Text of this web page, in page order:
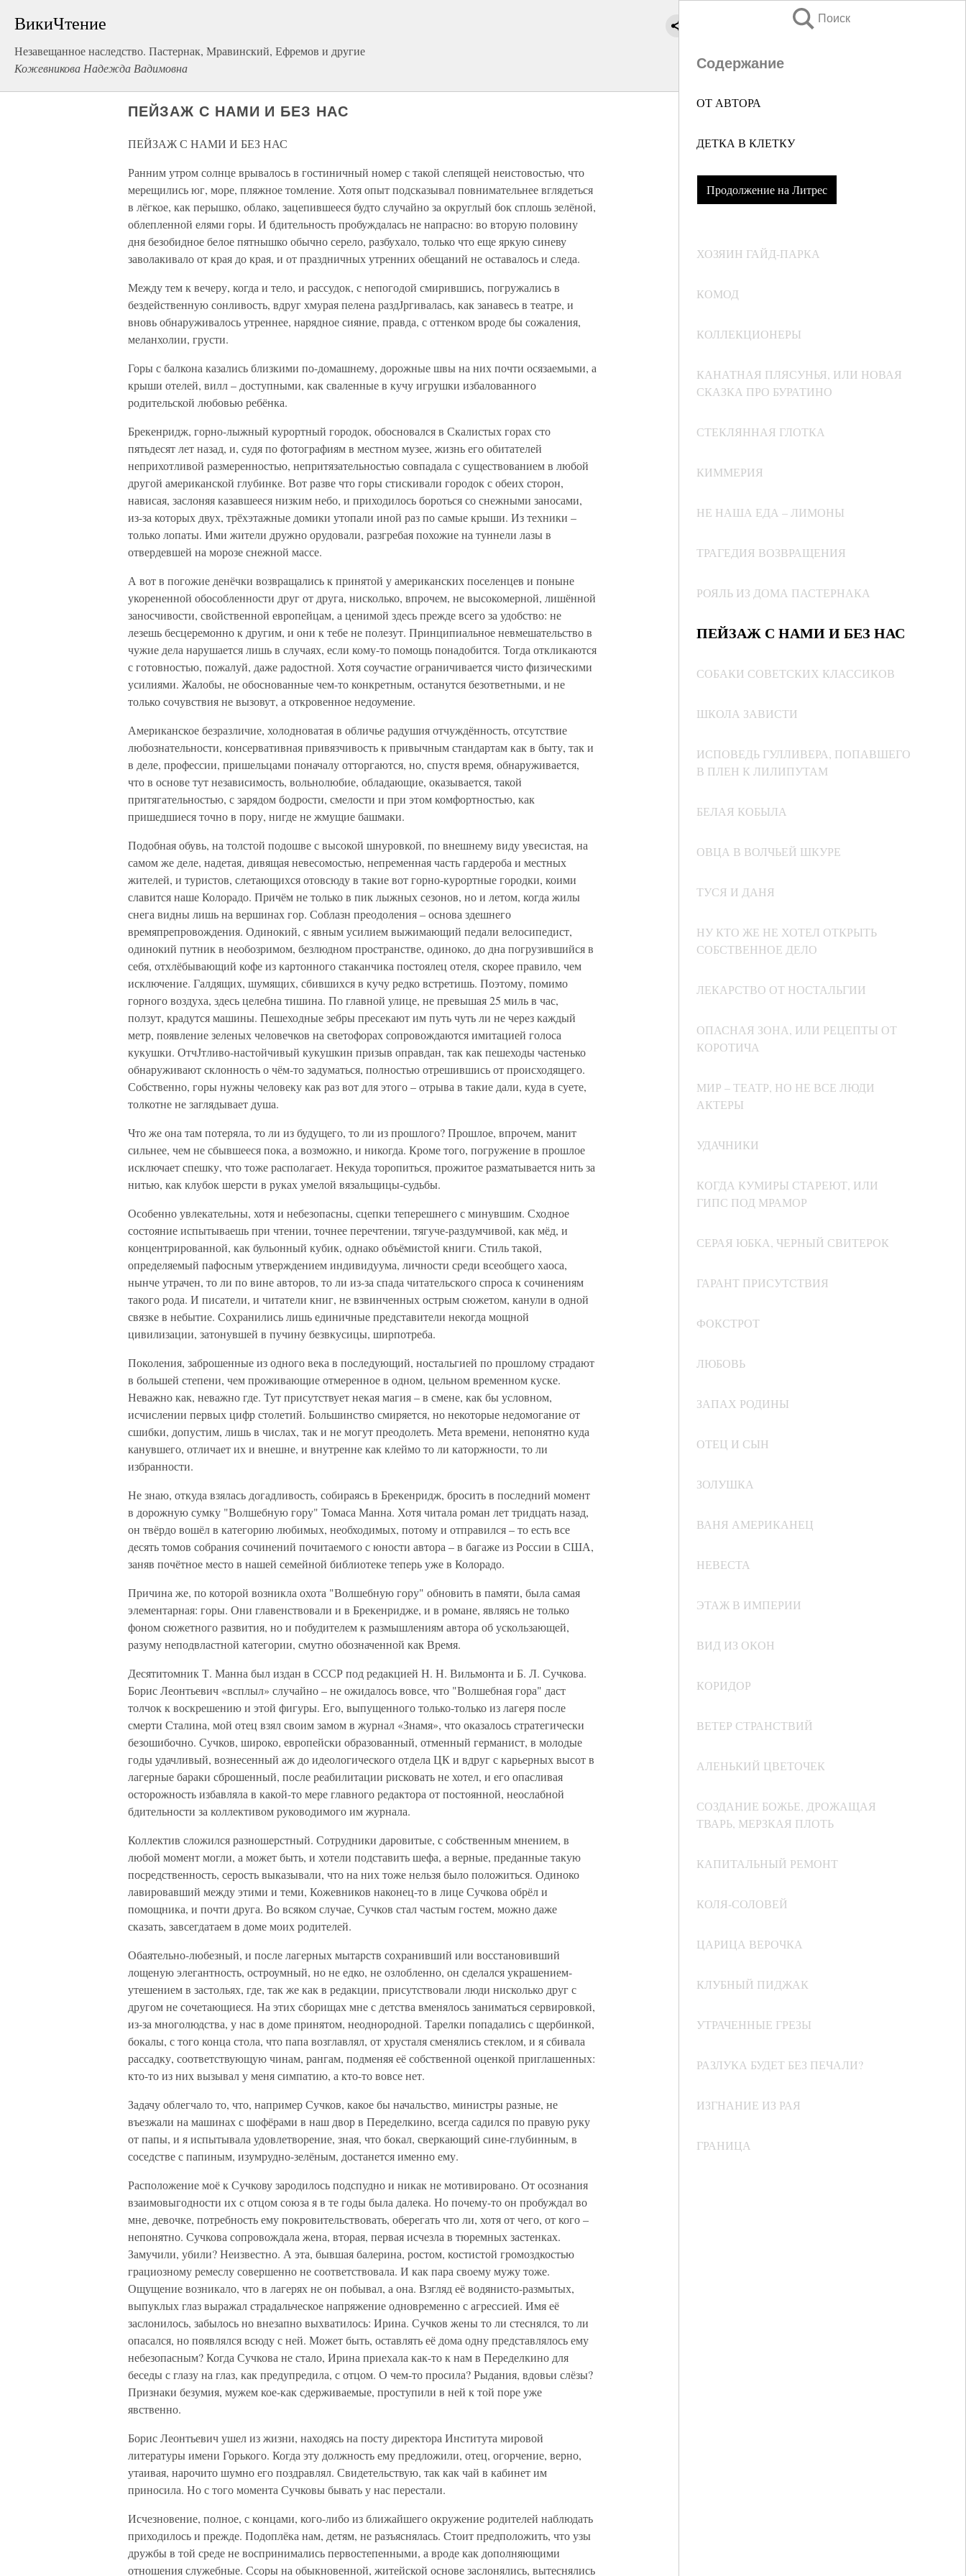
ВикиЧтение
Незавещанное наследство. Пастернак, Мравинский, Ефремов и другие
Кожевникова Надежда Вадимовна
Поиск
Содержание
ОТ АВТОРА
ДЕТКА В КЛЕТКУ
Продолжение на Литрес
ХОЗЯИН ГАЙД-ПАРКА
КОМОД
КОЛЛЕКЦИОНЕРЫ
КАНАТНАЯ ПЛЯСУНЬЯ, ИЛИ НОВАЯ
СКАЗКА ПРО БУРАТИНО
СТЕКЛЯННАЯ ГЛОТКА
КИММЕРИЯ
НЕ НАША ЕДА – ЛИМОНЫ
ТРАГЕДИЯ ВОЗВРАЩЕНИЯ
РОЯЛЬ ИЗ ДОМА ПАСТЕРНАКА
ПЕЙЗАЖ С НАМИ И БЕЗ НАС
СОБАКИ СОВЕТСКИХ КЛАССИКОВ
ШКОЛА ЗАВИСТИ
ИСПОВЕДЬ ГУЛЛИВЕРА, ПОПАВШЕГО
В ПЛЕН К ЛИЛИПУТАМ
БЕЛАЯ КОБЫЛА
ОВЦА В ВОЛЧЬЕЙ ШКУРЕ
ТУСЯ И ДАНЯ
НУ КТО ЖЕ НЕ ХОТЕЛ ОТКРЫТЬ
СОБСТВЕННОЕ ДЕЛО
ЛЕКАРСТВО ОТ НОСТАЛЬГИИ
ОПАСНАЯ ЗОНА, ИЛИ РЕЦЕПТЫ ОТ
КОРОТИЧА
МИР – ТЕАТР, НО НЕ ВСЕ ЛЮДИ
АКТЕРЫ
УДАЧНИКИ
КОГДА КУМИРЫ СТАРЕЮТ, ИЛИ
ГИПС ПОД МРАМОР
СЕРАЯ ЮБКА, ЧЕРНЫЙ СВИТЕРОК
ГАРАНТ ПРИСУТСТВИЯ
ФОКСТРОТ
ЛЮБОВЬ
ЗАПАХ РОДИНЫ
ОТЕЦ И СЫН
ЗОЛУШКА
ВАНЯ АМЕРИКАНЕЦ
НЕВЕСТА
ЭТАЖ В ИМПЕРИИ
ВИД ИЗ ОКОН
КОРИДОР
ВЕТЕР СТРАНСТВИЙ
АЛЕНЬКИЙ ЦВЕТОЧЕК
СОЗДАНИЕ БОЖЬЕ, ДРОЖАЩАЯ
ТВАРЬ, МЕРЗКАЯ ПЛОТЬ
КАПИТАЛЬНЫЙ РЕМОНТ
КОЛЯ-СОЛОВЕЙ
ЦАРИЦА ВЕРОЧКА
КЛУБНЫЙ ПИДЖАК
УТРАЧЕННЫЕ ГРЕЗЫ
РАЗЛУКА БУДЕТ БЕЗ ПЕЧАЛИ?
ИЗГНАНИЕ ИЗ РАЯ
ГРАНИЦА
ПЕЙЗАЖ С НАМИ И БЕЗ НАС
ПЕЙЗАЖ С НАМИ И БЕЗ НАС
Ранним утром солнце врывалось в гостиничный номер с такой слепящей неистовостью, что
мерещились юг, море, пляжное томление. Хотя опыт подсказывал повнимательнее вглядеться
в лёгкое, как перышко, облако, зацепившееся будто случайно за округлый бок сплошь зелёной,
облепленной елями горы. И бдительность пробуждалась не напрасно: во вторую половину
дня безобидное белое пятнышко обычно серело, разбухало, только что еще яркую синеву
заволакивало от края до края, и от праздничных утренних обещаний не оставалось и следа.
Между тем к вечеру, когда и тело, и рассудок, с непогодой смирившись, погружались в
бездейственную сонливость, вдруг хмурая пелена раздЈргивалась, как занавесь в театре, и
вновь обнаруживалось утреннее, нарядное сияние, правда, с оттенком вроде бы сожаления,
меланхолии, грусти.
Горы с балкона казались близкими по-домашнему, дорожные швы на них почти осязаемыми, а
крыши отелей, вилл – доступными, как сваленные в кучу игрушки избалованного
родительской любовью ребёнка.
Брекенридж, горно-лыжный курортный городок, обосновался в Скалистых горах сто
пятьдесят лет назад, и, судя по фотографиям в местном музее, жизнь его обитателей
неприхотливой размеренностью, непритязательностью совпадала с существованием в любой
другой американской глубинке. Вот разве что горы стискивали городок с обеих сторон,
нависая, заслоняя казавшееся низким небо, и приходилось бороться со снежными заносами,
из-за которых двух, трёхэтажные домики утопали иной раз по самые крыши. Из техники –
только лопаты. Ими жители дружно орудовали, разгребая похожие на туннели лазы в
отвердевшей на морозе снежной массе.
А вот в погожие денёчки возвращались к принятой у американских поселенцев и поныне
укорененной обособленности друг от друга, нисколько, впрочем, не высокомерной, лишённой
заносчивости, свойственной европейцам, а ценимой здесь прежде всего за удобство: не
лезешь бесцеремонно к другим, и они к тебе не полезут. Принципиальное невмешательство в
чужие дела нарушается лишь в случаях, если кому-то помощь понадобится. Тогда откликаются
с готовностью, пожалуй, даже радостной. Хотя соучастие ограничивается чисто физическими
усилиями. Жалобы, не обоснованные чем-то конкретным, останутся безответными, и не
только сочувствия не вызовут, а откровенное недоумение.
Американское безразличие, холодноватая в обличье радушия отчуждённость, отсутствие
любознательности, консервативная привязчивость к привычным стандартам как в быту, так и
в деле, профессии, пришельцами поначалу отторгаются, но, спустя время, обнаруживается,
что в основе тут независимость, вольнолюбие, обладающие, оказывается, такой
притягательностью, с зарядом бодрости, смелости и при этом комфортностью, как
пришедшиеся точно в пору, нигде не жмущие башмаки.
Подобная обувь, на толстой подошве с высокой шнуровкой, по внешнему виду увесистая, на
самом же деле, надетая, дивящая невесомостью, непременная часть гардероба и местных
жителей, и туристов, слетающихся отовсюду в такие вот горно-курортные городки, коими
славится наше Колорадо. Причём не только в пик лыжных сезонов, но и летом, когда жилы
снега видны лишь на вершинах гор. Соблазн преодоления – основа здешнего
времяпрепровождения. Одинокий, с явным усилием выжимающий педали велосипедист,
одинокий путник в необозримом, безлюдном пространстве, одиноко, до дна погрузившийся в
себя, отхлёбывающий кофе из картонного стаканчика постоялец отеля, скорее правило, чем
исключение. Галдящих, шумящих, сбившихся в кучу редко встретишь. Поэтому, помимо
горного воздуха, здесь целебна тишина. По главной улице, не превышая 25 миль в час,
ползут, крадутся машины. Пешеходные зебры пресекают им путь чуть ли не через каждый
метр, появление зеленых человечков на светофорах сопровождаются имитацией голоса
кукушки. ОтчЈтливо-настойчивый кукушкин призыв оправдан, так как пешеходы частенько
обнаруживают склонность о чём-то задуматься, полностью отрешившись от происходящего.
Собственно, горы нужны человеку как раз вот для этого – отрыва в такие дали, куда в суете,
толкотне не заглядывает душа.
Что же она там потеряла, то ли из будущего, то ли из прошлого? Прошлое, впрочем, манит
сильнее, чем не сбывшееся пока, а возможно, и никогда. Кроме того, погружение в прошлое
исключает спешку, что тоже располагает. Некуда торопиться, прожитое разматывается нить за
нитью, как клубок шерсти в руках умелой вязальщицы-судьбы.
Особенно увлекательны, хотя и небезопасны, сцепки теперешнего с минувшим. Сходное
состояние испытываешь при чтении, точнее перечтении, тягуче-раздумчивой, как мёд, и
концентрированной, как бульонный кубик, однако объёмистой книги. Стиль такой,
определяемый пафосным утверждением индивидуума, личности среди всеобщего хаоса,
нынче утрачен, то ли по вине авторов, то ли из-за спада читательского спроса к сочинениям
такого рода. И писатели, и читатели книг, не взвинченных острым сюжетом, канули в одной
связке в небытие. Сохранились лишь единичные представители некогда мощной
цивилизации, затонувшей в пучину безвкусицы, ширпотреба.
Поколения, заброшенные из одного века в последующий, ностальгией по прошлому страдают
в большей степени, чем проживающие отмеренное в одном, цельном временном куске.
Неважно как, неважно где. Тут присутствует некая магия – в смене, как бы условном,
исчислении первых цифр столетий. Большинство смиряется, но некоторые недомогание от
сшибки, допустим, лишь в числах, так и не могут преодолеть. Мета времени, непонятно куда
канувшего, отличает их и внешне, и внутренне как клеймо то ли каторжности, то ли
избранности.
Не знаю, откуда взялась догадливость, собираясь в Брекенридж, бросить в последний момент
в дорожную сумку "Волшебную гору" Томаса Манна. Хотя читала роман лет тридцать назад,
он твёрдо вошёл в категорию любимых, необходимых, потому и отправился – то есть все
десять томов собрания сочинений почитаемого с юности автора – в багаже из России в США,
заняв почётное место в нашей семейной библиотеке теперь уже в Колорадо.
Причина же, по которой возникла охота "Волшебную гору" обновить в памяти, была самая
элементарная: горы. Они главенствовали и в Брекенридже, и в романе, являясь не только
фоном сюжетного развития, но и побудителем к размышлениям автора об ускользающей,
разуму неподвластной категории, смутно обозначенной как Время.
Десятитомник Т. Манна был издан в СССР под редакцией Н. Н. Вильмонта и Б. Л. Сучкова.
Борис Леонтьевич «всплыл» случайно – не ожидалось вовсе, что "Волшебная гора" даст
толчок к воскрешению и этой фигуры. Его, выпущенного только-только из лагеря после
смерти Сталина, мой отец взял своим замом в журнал «Знамя», что оказалось стратегически
безошибочно. Сучков, широко, европейски образованный, отменный германист, в молодые
годы удачливый, вознесенный аж до идеологического отдела ЦК и вдруг с карьерных высот в
лагерные бараки сброшенный, после реабилитации рисковать не хотел, и его опасливая
осторожность избавляла в какой-то мере главного редактора от постоянной, неослабной
бдительности за коллективом руководимого им журнала.
Коллектив сложился разношерстный. Сотрудники даровитые, с собственным мнением, в
любой момент могли, а может быть, и хотели подставить шефа, а верные, преданные такую
посредственность, серость выказывали, что на них тоже нельзя было положиться. Одиноко
лавировавший между этими и теми, Кожевников наконец-то в лице Сучкова обрёл и
помощника, и почти друга. Во всяком случае, Сучков стал частым гостем, можно даже
сказать, завсегдатаем в доме моих родителей.
Обаятельно-любезный, и после лагерных мытарств сохранивший или восстановивший
лощеную элегантность, остроумный, но не едко, не озлобленно, он сделался украшением-
утешением в застольях, где, так же как в редакции, присутствовали люди нисколько друг с
другом не сочетающиеся. На этих сборищах мне с детства вменялось заниматься сервировкой,
из-за многолюдства, у нас в доме принятом, неоднородной. Тарелки попадались с щербинкой,
бокалы, с того конца стола, что папа возглавлял, от хрусталя сменялись стеклом, и я сбивала
рассадку, соответствующую чинам, рангам, подменяя её собственной оценкой приглашенных:
кто-то из них вызывал у меня симпатию, а кто-то вовсе нет.
Задачу облегчало то, что, например Сучков, какое бы начальство, министры разные, не
въезжали на машинах с шофёрами в наш двор в Переделкино, всегда садился по правую руку
от папы, и я испытывала удовлетворение, зная, что бокал, сверкающий сине-глубинным, в
соседстве с папиным, изумрудно-зелёным, достанется именно ему.
Расположение моё к Сучкову зародилось подспудно и никак не мотивировано. От осознания
взаимовыгодности их с отцом союза я в те годы была далека. Но почему-то он пробуждал во
мне, девочке, потребность ему покровительствовать, оберегать что ли, хотя от чего, от кого –
непонятно. Сучкова сопровождала жена, вторая, первая исчезла в тюремных застенках.
Замучили, убили? Неизвестно. А эта, бывшая балерина, ростом, костистой громоздкостью
грациозному ремеслу совершенно не соответствовала. И как пара своему мужу тоже.
Ощущение возникало, что в лагерях не он побывал, а она. Взгляд её водянисто-размытых,
выпуклых глаз выражал страдальческое напряжение одновременно с агрессией. Имя её
заслонилось, забылось но внезапно выхватилось: Ирина. Сучков жены то ли стеснялся, то ли
опасался, но появлялся всюду с ней. Может быть, оставлять её дома одну представлялось ему
небезопасным? Когда Сучкова не стало, Ирина приехала как-то к нам в Переделкино для
беседы с глазу на глаз, как предупредила, с отцом. О чем-то просила? Рыдания, вдовьи слёзы?
Признаки безумия, мужем кое-как сдерживаемые, проступили в ней к той поре уже
явственно.
Борис Леонтьевич ушел из жизни, находясь на посту директора Института мировой
литературы имени Горького. Когда эту должность ему предложили, отец, огорчение, верно,
утаивая, нарочито шумно его поздравлял. Свидетельствую, так как чай в кабинет им
приносила. Но с того момента Сучковы бывать у нас перестали.
Исчезновение, полное, с концами, кого-либо из ближайшего окружение родителей наблюдать
приходилось и прежде. Подоплёка нам, детям, не разъяснялась. Стоит предположить, что узы
дружбы в той среде не воспринимались первостепенными, а вроде как дополняющими
отношения служебные. Ссоры на обыкновенной, житейской основе заслонялись, вытеснялись